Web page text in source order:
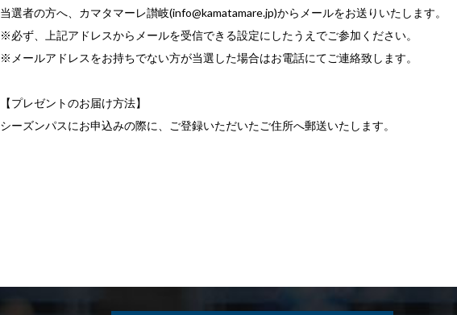
当選者の方へ、カマタマーレ讃岐(info@kamatamare.jp)からメールをお送りいたします。
※必ず、上記アドレスからメールを受信できる設定にしたうえでご参加ください。
※メールアドレスをお持ちでない方が当選した場合はお電話にてご連絡致します。
【プレゼントのお届け方法】
シーズンパスにお申込みの際に、ご登録いただいたご住所へ郵送いたします。